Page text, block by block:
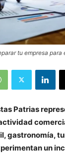
tu empresa para
Patrias
gastronomía,
un